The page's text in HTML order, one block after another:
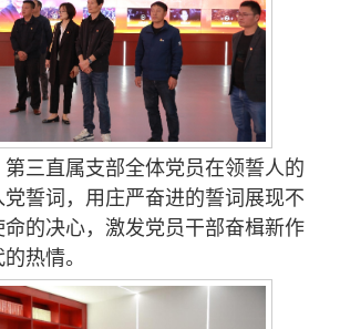
第三直属支部全体党员在领誓人的
誓词，用庄严奋进的誓词展现不
的决心，激发党员干部奋楫新作
热情。